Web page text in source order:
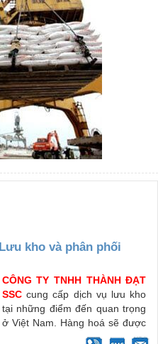
Lưu kho và phân phối
CÔNG TY TNHH THÀNH ĐẠT
SSCcung cấp dịch vụ lưu kho
tại những điểm đến quan trọng
ở Việt Nam. Hàng hoá sẽ được
bảo quản cần thận cho tới khi